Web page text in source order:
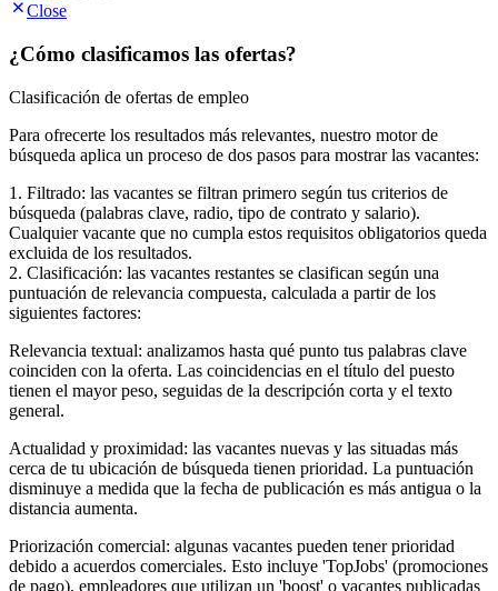
Close
¿Cómo clasificamos las ofertas?
Clasificación de ofertas de empleo
Para ofrecerte los resultados más relevantes, nuestro motor de
búsqueda aplica un proceso de dos pasos para mostrar las vacantes:
1. Filtrado: las vacantes se filtran primero según tus criterios de
búsqueda (palabras clave, radio, tipo de contrato y salario).
Cualquier vacante que no cumpla estos requisitos obligatorios queda
excluida de los resultados.
2. Clasificación: las vacantes restantes se clasifican según una
puntuación de relevancia compuesta, calculada a partir de los
siguientes factores:
Relevancia textual: analizamos hasta qué punto tus palabras clave
coinciden con la oferta. Las coincidencias en el título del puesto
tienen el mayor peso, seguidas de la descripción corta y el texto
general.
Actualidad y proximidad: las vacantes nuevas y las situadas más
cerca de tu ubicación de búsqueda tienen prioridad. La puntuación
disminuye a medida que la fecha de publicación es más antigua o la
distancia aumenta.
Priorización comercial: algunas vacantes pueden tener prioridad
debido a acuerdos comerciales. Esto incluye 'TopJobs' (promociones
de pago), empleadores que utilizan un 'boost' o vacantes publicadas